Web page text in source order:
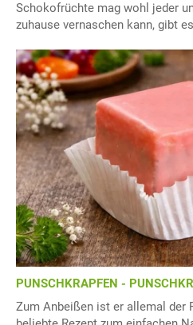
Schokofrüchte mag wohl jeder
zuhause vernaschen kann, gibt
PUNSCHKRAPFEN -
Zum Anbeißen ist er allemal der